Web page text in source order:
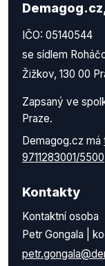
IČO: 05140544
se sídlem
Žižkov, 130 00
Zapsaný ve
Praze.
Demagog.cz má
9711283001/5500
Kontakty
Kontaktní osoba
Petr Gongala |